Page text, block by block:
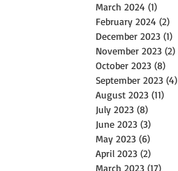
March 2024 (1)
February 2024 (2)
December 2023 (1)
November 2023 (2)
October 2023 (8)
September 2023 (4)
August 2023 (11)
July 2023 (8)
June 2023 (3)
May 2023 (6)
April 2023 (2)
March 2023 (17)